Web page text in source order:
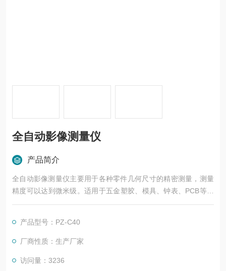
全自动影像测量仪
产品简介
全自动影像测量仪主要用于各种零件几何尺寸的精密测量，测量
精度可以达到微米级。适用于五金塑胶、模具、钟表、PCB等各
种行业。配合测量软件，可对零件的各种几何尺寸进行准确测
状的尺寸大小，同时可以测量各种零件特征的形位公差，包括直
线度、平行度、垂直度、圆度、圆弧度、倾斜度、位置度等.
产品型号：PZ-C40
厂商性质：生产厂家
访问量：3236